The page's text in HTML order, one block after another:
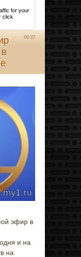
for your
click
09:37
эфир в
и на
на